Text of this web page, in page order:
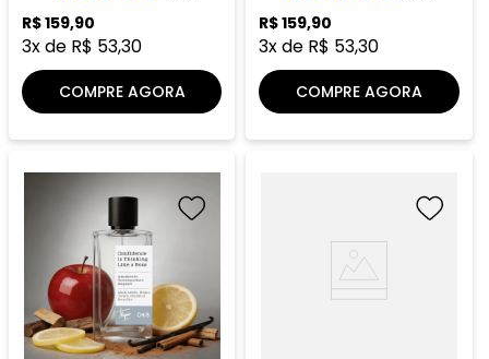
R$159,90
3x de R$ 53,30
COMPRE AGORA
R$159,90
3x de R$ 53,30
COMPRE AGORA